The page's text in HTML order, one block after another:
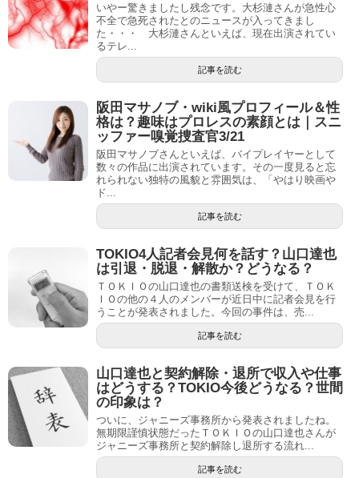
いやー驚きましたし残念です。大杉漣さんが急性心
不全で急死されたとのニュースが入ってきまし
た・・・ 大杉漣さんといえば、現在出演されてい
るテレ...
記事を読む
阪田マサノブ・wiki風プロフィール＆性
格は？趣味はプロレスの素顔とは｜スニ
ッファー嗅覚捜査官3/21
阪田マサノブさんといえば、バイプレイヤーとして
数々の作品に出演されています。その一度見ると忘
れられない独特の風貌と雰囲気は、「やはり映画や
ド...
記事を読む
TOKIO4人記者会見何を話す？山口達也
は引退・脱退・解散か？どうなる？
ＴＯＫＩＯの山口達也の書類送検を受けて、ＴＯＫ
ＩＯの他の４人のメンバーが近日中に記者会見を行
うことが発表されました。今回の事件は、売...
記事を読む
山口達也と契約解除・退所で収入や仕事
はどうする？TOKIO今後どうなる？世間
の印象は？
ついに、ジャニーズ事務所から発表されましたね。
無期限謹慎状態だったＴＯＫＩＯの山口達也さんが
ジャニーズ事務所と契約解除し退所する流れ...
記事を読む